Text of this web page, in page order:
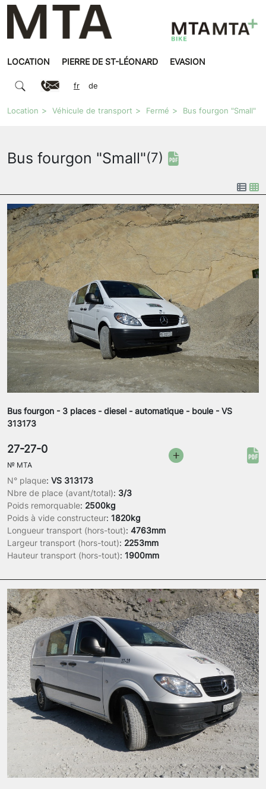
LOCATION PIERRE DE ST-LÉONARD EVASION
fr de
Location Véhicule de transport Fermé Bus fourgon "Small"
Bus fourgon "Small"(7)
Bus fourgon - 3 places - diesel - automatique - boule - VS
313173
N° plaque: VS 313173
Nbre de place (avant/total): 3/3
Poids remorquable: 2500kg
Poids à vide constructeur: 1820kg
Longueur transport (hors-tout): 4763mm
Largeur transport (hors-tout): 2253mm
Hauteur transport (hors-tout): 1900mm
27-27-0
№ MTA